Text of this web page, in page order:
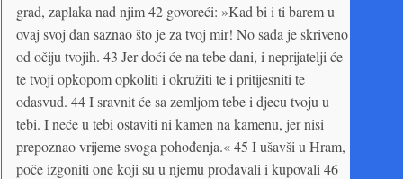
grad, zaplaka nad njim 42 govoreći: »Kad bi i ti barem u
ovaj svoj dan saznao što je za tvoj mir! No sada je skriveno
od očiju tvojih. 43 Jer doći će na tebe dani, i neprijatelji će
te tvoji opkopom opkoliti i okružiti te i pritijesniti te
odasvud. 44 I sravnit će sa zemljom tebe i djecu tvoju u
tebi. I neće u tebi ostaviti ni kamen na kamenu, jer nisi
prepoznao vrijeme svoga pohođenja.« 45 I ušavši u Hram,
poče izgoniti one koji su u njemu prodavali i kupovali 46